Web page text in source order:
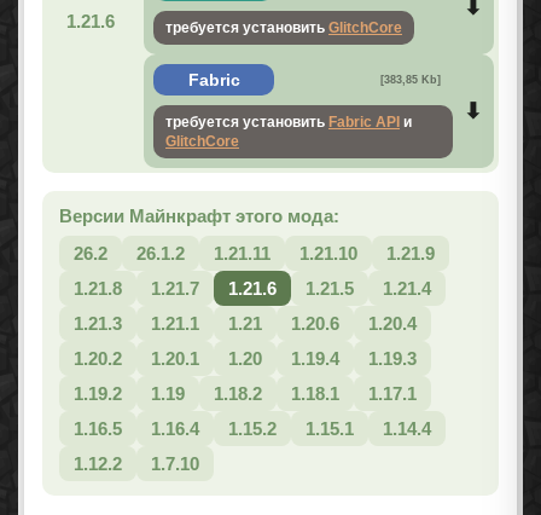
1.21.6 требуется установить GlitchCore
Fabric [383,85 Kb]
требуется установить Fabric API и
GlitchCore
Версии Майнкрафт этого мода:
26.2
26.1.2 1.21.11 1.21.10
1.21.9
1.21.8
1.21.7 1.21.6 1.21.5
1.21.4
1.21.3
1.21.1 1.21 1.20.6
1.20.4
1.20.2
1.20.1 1.20 1.19.4
1.19.3
1.19.2
1.19 1.18.2 1.18.1
1.17.1
1.16.5
1.16.4 1.15.2 1.15.1
1.14.4
1.12.2
1.7.10